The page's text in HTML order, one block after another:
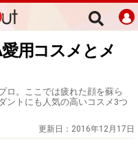
用コスメとメ
ロ。ここでは疲れた顔を蘇ら
ントにも人気の高いコスメ3つ
更新日： 2016年12月17日